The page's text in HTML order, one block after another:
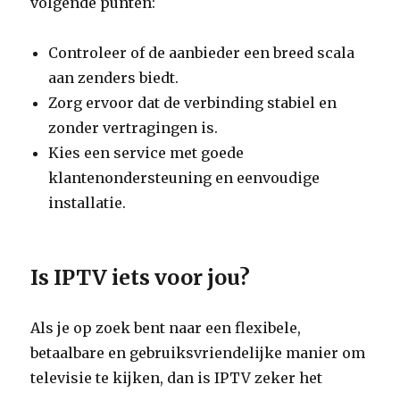
Controleer of de aanbieder een breed scala
aan zenders biedt.
Zorg ervoor dat de verbinding stabiel en
zonder vertragingen is.
Kies een service met goede
klantenondersteuning en eenvoudige
installatie.
Is IPTV iets voor jou?
Als je op zoek bent naar een flexibele,
betaalbare en gebruiksvriendelijke manier om
televisie te kijken, dan is IPTV zeker het